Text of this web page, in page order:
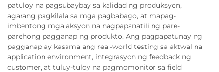
patuloy na pagsubaybay sa kalidad ng produksyon,
agarang pagkilala sa mga pagbabago, at mapag-
imbentong mga aksyon na nagpapanatili ng pare-
parehong pagganap ng produkto. Ang pagpapatunay ng
pagganap ay kasama ang real-world testing sa aktwal na
application environment, integrasyon ng feedback ng
customer, at tuluy-tuloy na pagmomonitor sa field